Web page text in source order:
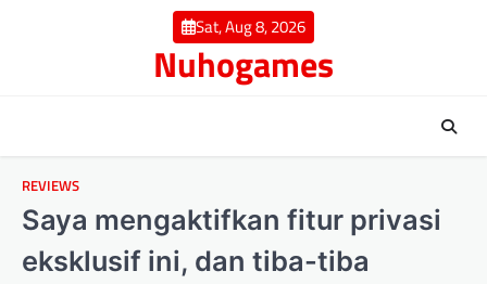
Sat, Aug 8, 2026
Nuhogames
REVIEWS
Saya mengaktifkan fitur privasi
eksklusif ini, dan tiba-tiba